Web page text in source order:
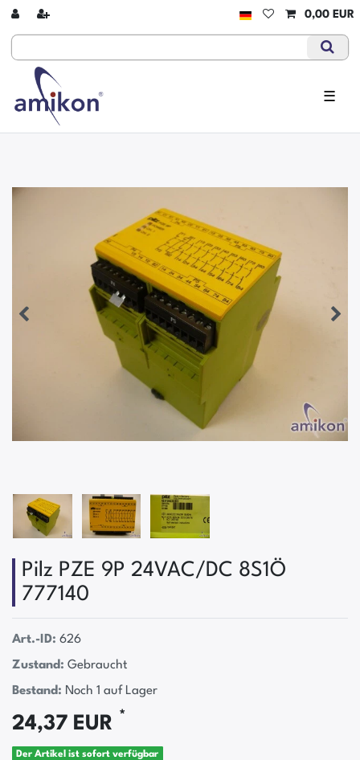
0,00 EUR
☰
Pilz PZE 9P 24VAC/DC 8S1Ö
777140
Art.-ID: 626
Zustand: Gebraucht
Bestand: Noch 1 auf Lager
24,37 EUR *
Der Artikel ist sofort verfügbar